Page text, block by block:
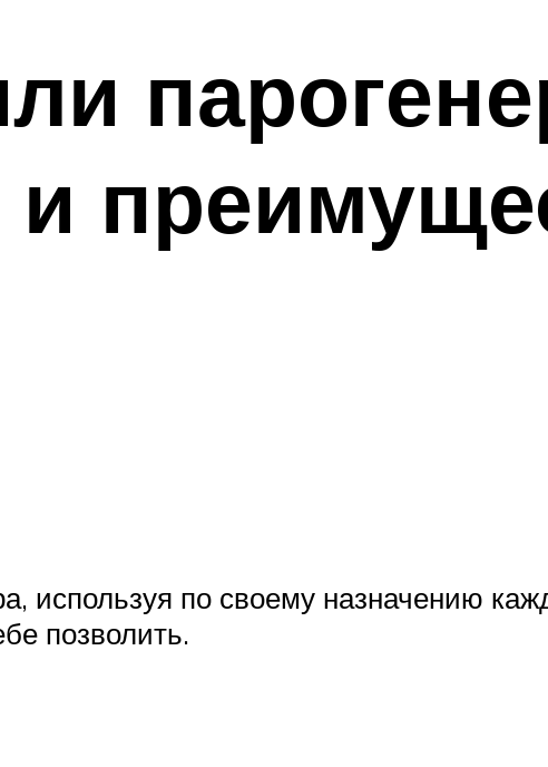
и
используя по своему назначению
позволить.